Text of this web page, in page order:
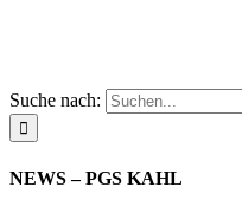
Suche nach:
NEWS – PGS KAHL